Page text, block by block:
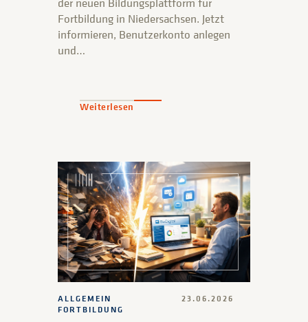
Fortbildung in Niedersachsen. Jetzt
informieren, Benutzerkonto anlegen
und…
Weiterlesen
ALLGEMEIN
FORTBILDUNG
23.06.2026